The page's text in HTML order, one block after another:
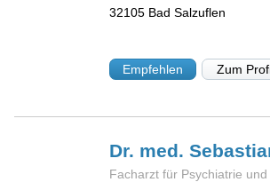
32105 Bad Salzuflen
Empfehlen Zum
Dr. med.
Facharzt für Psychiatrie